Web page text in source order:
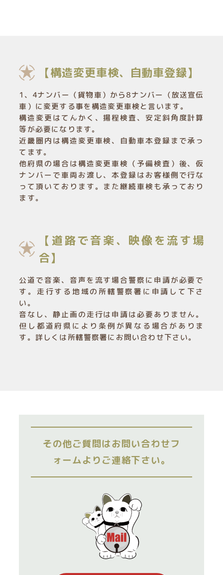
【構造変更車検、自動車登録】
1、4ナンバー（貨物車）から8ナンバー（放送宣伝
車）に変更する事を構造変更車検と言います。
構造変更はてんかく、揚程検査、安定斜角度計算
等が必要になります。
近畿圏内は構造変更車検、自動車本登録まで承っ
てます。
他府県の場合は構造変更車検（予備検査）後、仮
ナンバーで車両お渡し、本登録はお客様側で行な
って頂いております。また継続車検も承っており
ます。
【道路で音楽、映像を流す場
合】
公道で音楽、音声を流す場合警察に申請が必要で
す。走行する地域の所轄警察署に申請して下さ
い。
音なし、静止画の走行は申請は必要ありません。
但し都道府県により条例が異なる場合がありま
す。詳しくは所轄警察署にお問い合わせ下さい。
その他ご質問はお問い合わせフ
ォームよりご連絡下さい。